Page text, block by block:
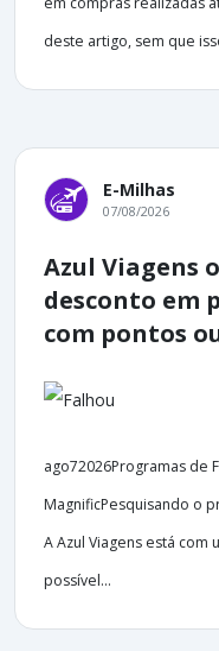
deste artigo, sem que
E-Milhas
07/08/2026
Azul Viagens
desconto em
com pontos
ago72026Programas de
MagnificPesquisando o
A Azul Viagens está
possível...